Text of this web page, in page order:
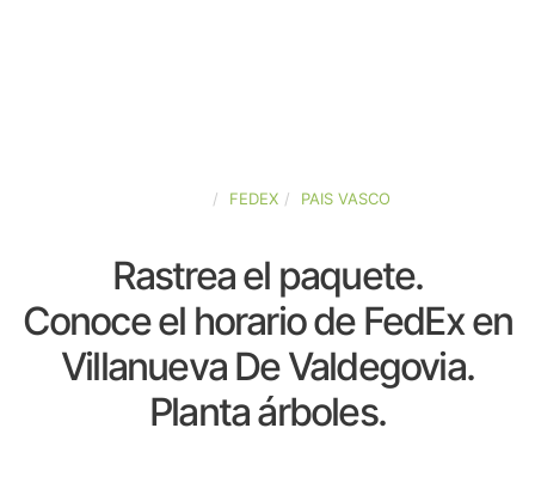
FEDEX PAIS VASCO
Rastrea el paquete.
Conoce el horario de FedEx en
Villanueva De Valdegovia.
Planta árboles.